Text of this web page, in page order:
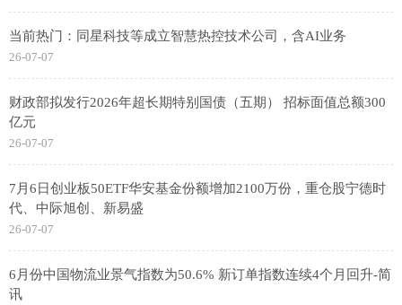
当前热门：同星科技等成立智慧热控技术公司，含AI业务
26-07-07
财政部拟发行2026年超长期特别国债（五期） 招标面值总额300
亿元
26-07-07
7月6日创业板50ETF华安基金份额增加2100万份，重仓股宁德时
代、中际旭创、新易盛
26-07-07
6月份中国物流业景气指数为50.6% 新订单指数连续4个月回升-简
讯